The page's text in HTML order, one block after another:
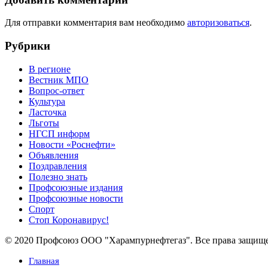
Для отправки комментария вам необходимо авторизоваться.
Рубрики
В регионе
Вестник МПО
Вопрос-ответ
Культура
Ласточка
Льготы
НГСП информ
Новости «Роснефти»
Объявления
Поздравления
Полезно знать
Профсоюзные издания
Профсоюзные новости
Спорт
Стоп Коронавирус!
© 2020 Профсоюз ООО "Харампурнефтегаз". Все права
Главная